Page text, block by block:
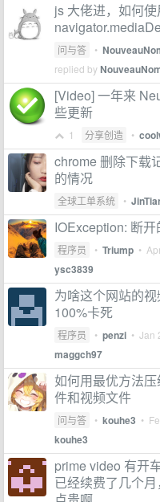
js 大佬进，如何
问与答 •
replied by
[Video] 一年来
些更新
1 分享创造 •
chrome 删除下载
的情况
全球工单系统 •
IOException: 断开
程序员 • Triump •
ysc3839
为啥这个网站的
100%卡死
程序员 • penzi • Jan
maggch97
如何用最优方法
件和视频文件
问与答 • kouhe3 •
kouhe3
prime video 有开
已经续费了几个